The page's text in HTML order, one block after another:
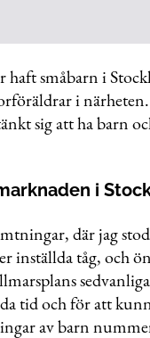
haft småbarn i
i
sig att ha barn
i
där jag
inställda tåg, och
tid och för att
av barn